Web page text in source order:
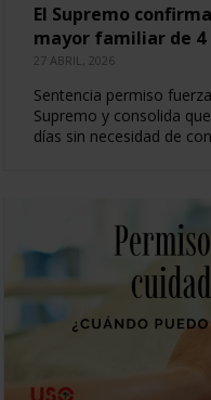
El Supremo
mayor familiar de
27 ABRIL, 2026
Sentencia permiso
Supremo y consolida
días sin necesidad de